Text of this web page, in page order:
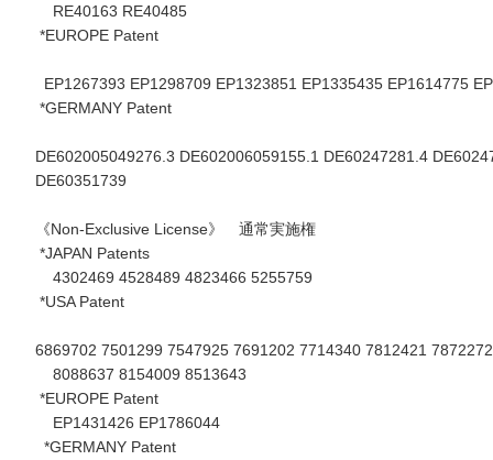
RE40163 RE40485
*EUROPE Patent
EP1267393 EP1298709 EP1323851 EP1335435 EP1614775
*GERMANY Patent
DE602005049276.3 DE602006059155.1 DE60247281.4
DE60351739
《Non-Exclusive License》 通常実施権
*JAPAN Patents
4302469 4528489 4823466 5255759
*USA Patent
6869702 7501299 7547925 7691202 7714340 7812421
8088637 8154009 8513643
*EUROPE Patent
EP1431426 EP1786044
*GERMANY Patent